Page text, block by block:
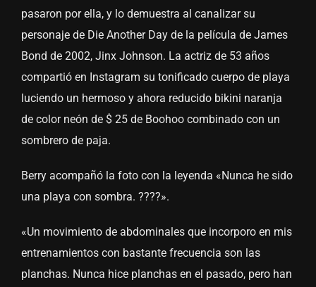
pasaron por ella, y lo demuestra al canalizar su
personaje de Die Another Day de la película de James
Bond de 2002, Jinx Johnson. La actriz de 53 años
compartió en Instagram su tonificado cuerpo de playa
luciendo un hermoso y ahora reducido bikini naranja
de color neón de $ 25 de Boohoo combinado con un
sombrero de paja.
Berry acompañó la foto con la leyenda «Nunca he sido
una playa con sombra. ????».
«Un movimiento de abdominales que incorporo en mis
entrenamientos con bastante frecuencia son las
planchas. Nunca hice planchas en el pasado, pero han